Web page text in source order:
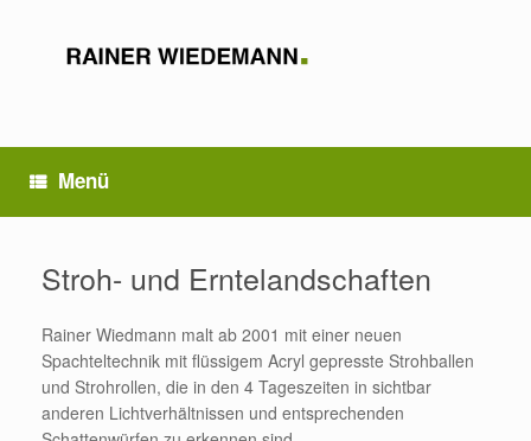
Menü
Stroh- und Erntelandschaften
Rainer Wiedmann malt ab 2001 mit einer neuen
Spachteltechnik mit flüssigem Acryl gepresste Strohballen
und Strohrollen, die in den 4 Tageszeiten in sichtbar
anderen Lichtverhältnissen und entsprechenden